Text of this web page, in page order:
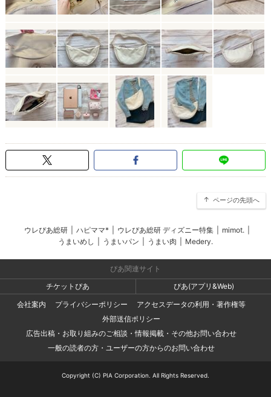
ページの先頭へ
ウレぴあ総研 ハピママ* ウレぴあ総研 ディズニー特集 mimot.
うまいめし
うまいパン うまい肉 Medery.
ぴあ関連サイト
チケットぴあ
ぴあ(アプリ&Web)
会社案内
プライバシーポリシー
アクセスデータの利用・著作権等
外部送信ポリシー
広告出稿・お取り組みのご相談・情報掲載・その他お問い合わせ
一般の読者の方・ユーザーの方からのお問い合わせ
Copyright (C) PIA Corporation. All Rights Reserved.